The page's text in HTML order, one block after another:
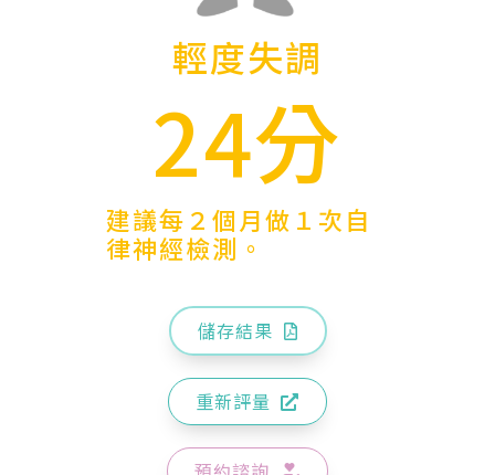
輕度失調
24分
建議每２個月做１次自
律神經檢測。
儲存結果
重新評量